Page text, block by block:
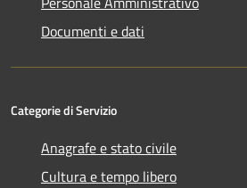
Documenti e dati
Categorie di Servizio
Anagrafe e stato civile
Cultura e tempo libero